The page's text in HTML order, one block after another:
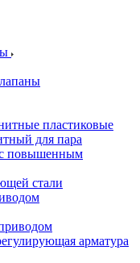
пластиковые
для пара
повышенным
стали
арматура